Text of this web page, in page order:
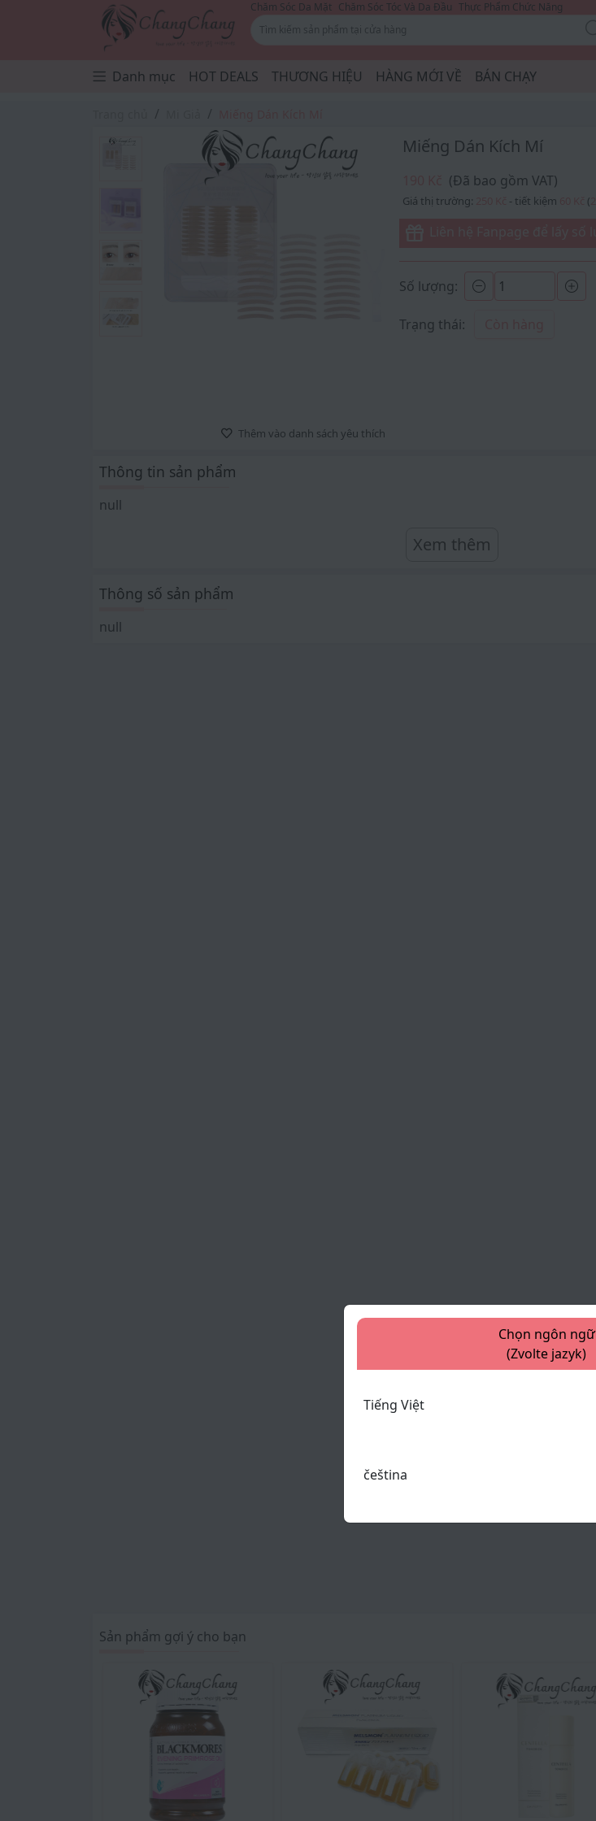
Chăm Sóc Da Mặt Chăm Sóc Tóc Và Da Đầu Thực Phẩm Chức Năng
Danh mục HOT DEALS THƯƠNG HIỆU HÀNG MỚI VỀ BÁN CHẠY
Thêm vào danh sách yêu thích
Miếng Dán Kích Mí
(Đã bao gồm VAT)
Giá thị trường: - tiết kiệm (
Số lượng:
Trạng thái:
Thông tin sản phẩm
null
Xem thêm
Thông số sản phẩm
null
Sản phẩm gợi ý cho bạn
Chọn ngôn ngữ
(Zvolte jazyk)
Tiếng Việt
čeština